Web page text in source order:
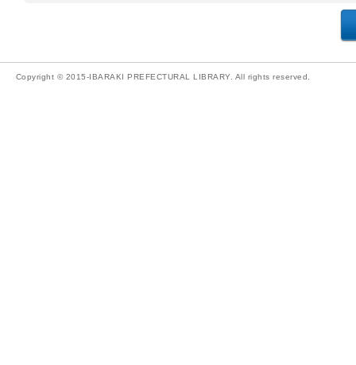
Copyright © 2015-IBARAKI PREFECTURAL LIBRARY. All rights reserved.